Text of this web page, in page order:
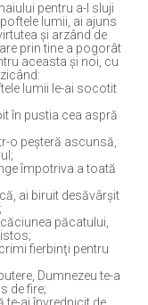
pentru a-I sluji
lumii, ai ajuns
şi arzând de
prin tine a pogorât
aceasta şi noi, cu
lumii le-ai socotit
în pustia cea aspră
o peşteră ascunsă,
împotriva a toată
ai biruit desăvârşit
păcatului,
fierbinţi pentru
Dumnezeu te-a
de fire;